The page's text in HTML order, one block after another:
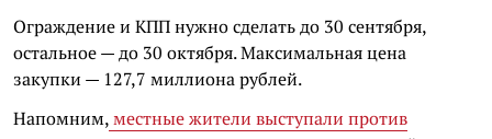
Ограждение и КПП нужно сделать до 30 сентября,
остальное — до 30 октября. Максимальная цена
закупки — 127,7 миллиона рублей.
Напомним,местные жители выступали против